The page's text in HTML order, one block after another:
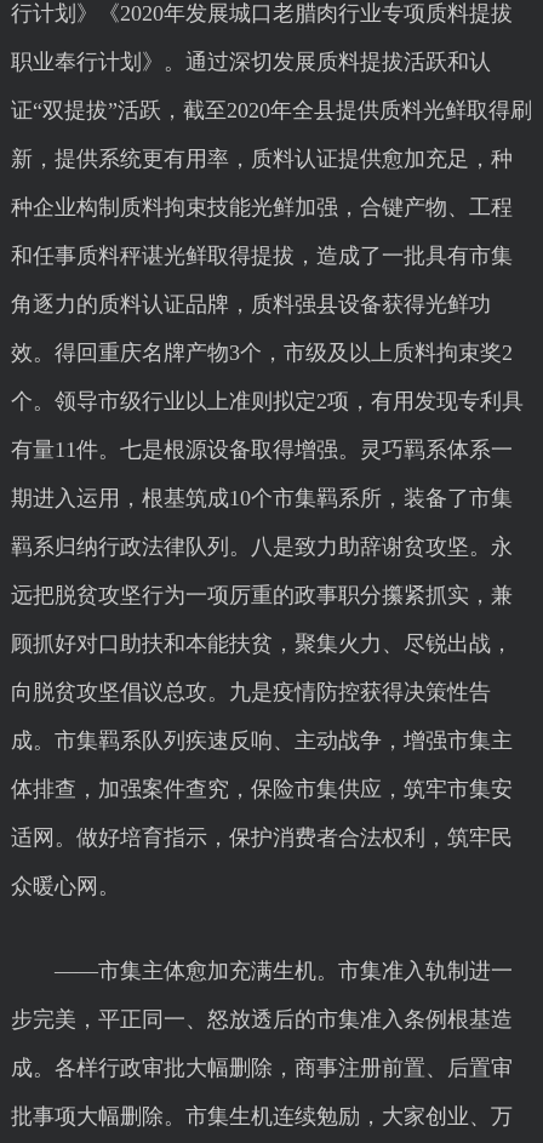
行计划》《2020年发展城口老腊肉行业专项质料提拔
职业奉行计划》。通过深切发展质料提拔活跃和认
证“双提拔”活跃，截至2020年全县提供质料光鲜取得刷
新，提供系统更有用率，质料认证提供愈加充足，种
种企业构制质料拘束技能光鲜加强，合键产物、工程
和任事质料秤谌光鲜取得提拔，造成了一批具有市集
角逐力的质料认证品牌，质料强县设备获得光鲜功
效。得回重庆名牌产物3个，市级及以上质料拘束奖2
个。领导市级行业以上准则拟定2项，有用发现专利具
有量11件。七是根源设备取得增强。灵巧羁系体系一
期进入运用，根基筑成10个市集羁系所，装备了市集
羁系归纳行政法律队列。八是致力助辞谢贫攻坚。永
远把脱贫攻坚行为一项厉重的政事职分攥紧抓实，兼
顾抓好对口助扶和本能扶贫，聚集火力、尽锐出战，
向脱贫攻坚倡议总攻。九是疫情防控获得决策性告
成。市集羁系队列疾速反响、主动战争，增强市集主
体排查，加强案件查究，保险市集供应，筑牢市集安
适网。做好培育指示，保护消费者合法权利，筑牢民
众暖心网。
——市集主体愈加充满生机。市集准入轨制进一
步完美，平正同一、怒放透后的市集准入条例根基造
成。各样行政审批大幅删除，商事注册前置、后置审
批事项大幅删除。市集生机连续勉励，大家创业、万